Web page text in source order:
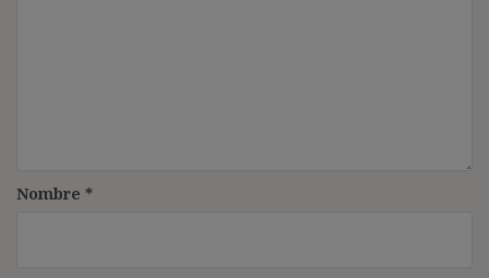
Nombre *